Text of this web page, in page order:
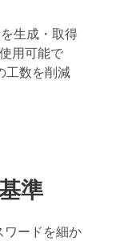
生成・取得
用可能で
工数を削減
準
ードを細か